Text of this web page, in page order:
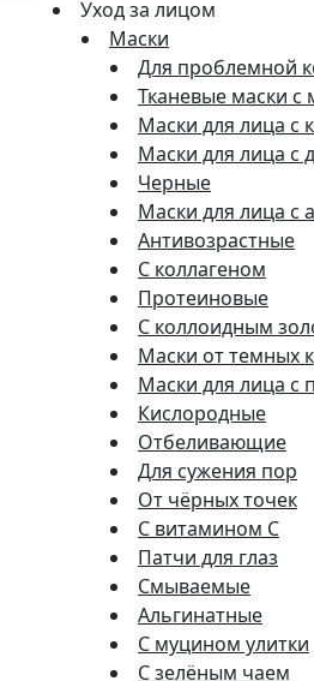
Уход за лицом
Маски
Для проблемной
Тканевые маски с
Маски для лица с
Маски для лица с
Черные
Маски для лица с
Антивозрастные
С коллагеном
Протеиновые
С коллоидным
Маски от темных
Маски для лица с
Кислородные
Отбеливающие
Для сужения пор
От чёрных точек
С витамином C
Патчи для глаз
Смываемые
Альгинатные
С муцином улитки
С зелёным чаем